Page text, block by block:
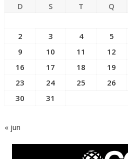
D S T Q
2
3 4 5
9
10 11 12
16
17 18 19
23
24 25 26
30
31
« jun